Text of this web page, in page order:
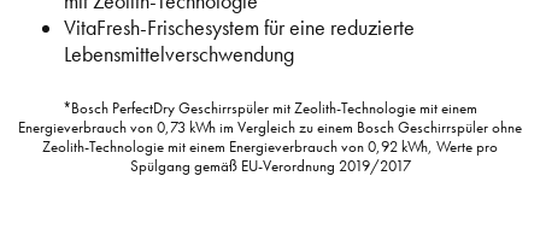
VitaFresh-Frischesystem für eine reduzierte
Lebensmittelverschwendung
*Bosch PerfectDry Geschirrspüler mit Zeolith-Technologie mit einem
Energieverbrauch von 0,73 kWh im Vergleich zu einem Bosch Geschirrspüler ohne
Zeolith-Technologie mit einem Energieverbrauch von 0,92 kWh, Werte pro
Spülgang gemäß EU-Verordnung 2019/2017